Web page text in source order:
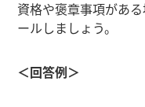
資格や褒章事項があ
ールしましょう。
＜回答例＞